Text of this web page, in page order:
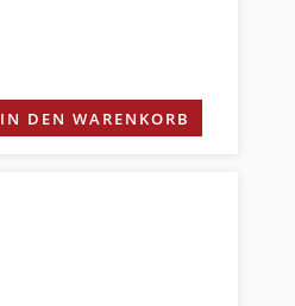
IN DEN WARENKORB